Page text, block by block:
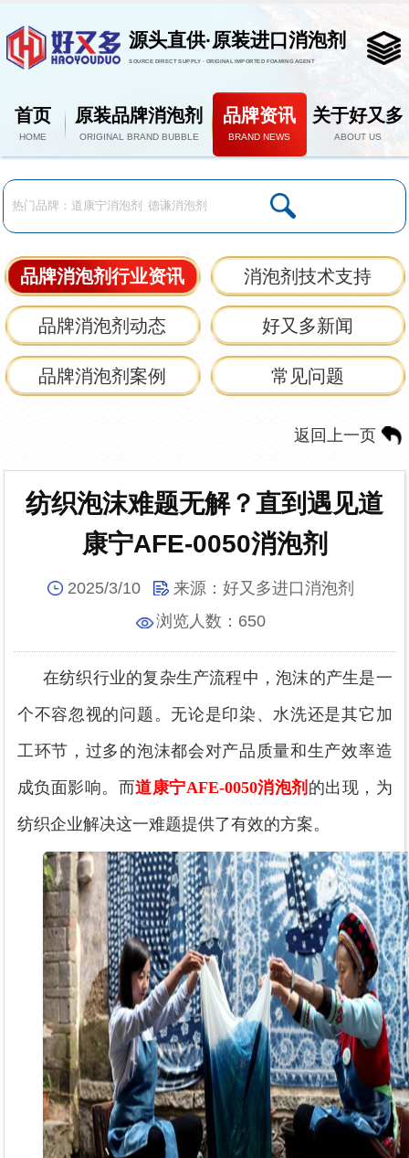
源头直供·原装进口消泡剂
SOURCE DIRECT SUPPLY · ORIGINAL IMPORTED FOAMING AGENT
首页
HOME
原装品牌消泡剂
ORIGINAL BRAND BUBBLE
品牌资讯
BRAND NEWS
关于好又多
ABOUT US
品牌消泡剂行业资讯 消泡剂技术支持
品牌消泡剂动态 好又多新闻
品牌消泡剂案例 常见问题
纺织泡沫难题无解？直到遇见道
康宁AFE-0050消泡剂
2025/3/10 来源：好又多进口消泡剂
浏览人数： 650
返回上一页
在纺织行业的复杂生产流程中，泡沫的产生是一
个不容忽视的问题。无论是印染、水洗还是其它加
工环节，过多的泡沫都会对产品质量和生产效率造
成负面影响。而道康宁AFE-0050消泡剂 的出现，为
纺织企业解决这一难题提供了有效的方案。